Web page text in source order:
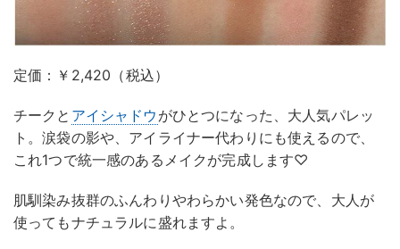
定価：￥2,420（税込）
チークと アイシャドウ がひとつになった、大人気パレッ
ト。涙袋の影や、アイライナー代わりにも使えるので、
これ1つで統一感のあるメイクが完成します♡
肌馴染み抜群のふんわりやわらかい発色なので、大人が
使ってもナチュラルに盛れますよ。